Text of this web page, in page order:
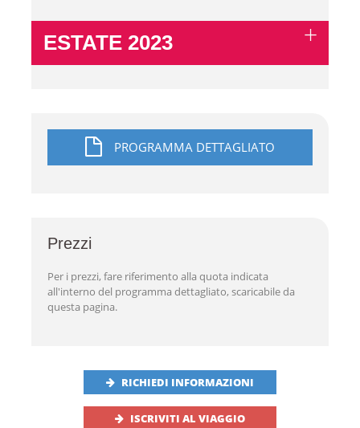
ESTATE 2023
PROGRAMMA DETTAGLIATO
Prezzi
Per i prezzi, fare riferimento alla quota indicata
all'interno del programma dettagliato, scaricabile da
questa pagina.
RICHIEDI INFORMAZIONI
ISCRIVITI AL VIAGGIO